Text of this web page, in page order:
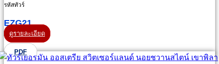
รหัสทัวร์
EZG21
ดูรายละเอียด
PDF